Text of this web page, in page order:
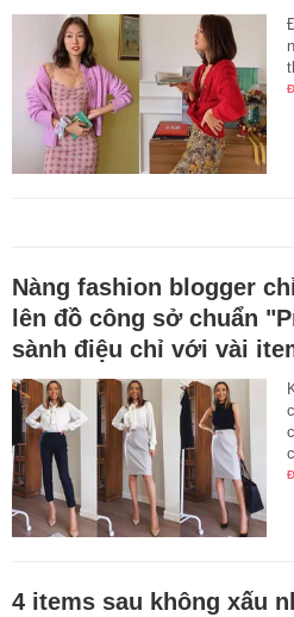
Nàng fashion blogger
lên đồ công sở chuẩn
sành điệu chỉ với vài
4 items sau không xấu